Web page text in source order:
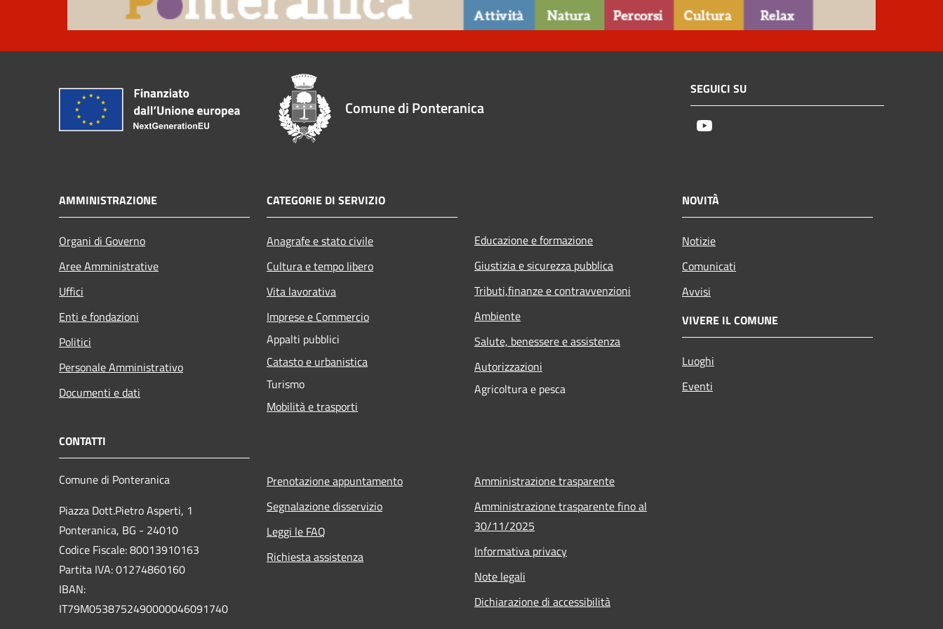
Comune di Ponteranica
SEGUICI SU
AMMINISTRAZIONE
Organi di Governo
Aree Amministrative
Uffici
Enti e fondazioni
Politici
Personale Amministrativo
Documenti e dati
CATEGORIE DI SERVIZIO
Anagrafe e stato civile
Cultura e tempo libero
Vita lavorativa
Imprese e Commercio
Appalti pubblici
Catasto e urbanistica
Turismo
Mobilità e trasporti
Educazione e formazione
Giustizia e sicurezza pubblica
Tributi,finanze e contravvenzioni
Ambiente
Salute, benessere e assistenza
Autorizzazioni
Agricoltura e pesca
NOVITÀ
Notizie
Comunicati
Avvisi
VIVERE IL COMUNE
Luoghi
Eventi
CONTATTI
Comune di Ponteranica
Piazza Dott.Pietro Asperti, 1
Ponteranica, BG - 24010
Codice Fiscale: 80013910163
Partita IVA: 01274860160
IBAN:
IT79M0538752490000046091740
Prenotazione appuntamento
Segnalazione disservizio
Leggi le FAQ
Richiesta assistenza
Amministrazione trasparente
Amministrazione trasparente fino al
30/11/2025
Informativa privacy
Note legali
Dichiarazione di accessibilità